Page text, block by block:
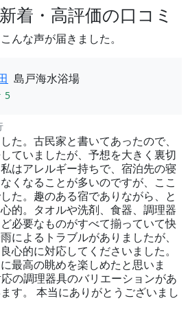
着・高評価の口コミ
んな声が届きました。
島戸海水浴場
た。古民家と書いてあったので、
ていましたが、予想を大きく裏切
はアレルギー持ちで、宿泊先の寝
くなることが多いのですが、ここ
た。趣のある宿でありながら、と
的。タオルや洗剤、食器、調理器
必要なものがすべて揃っていて快
によるトラブルがありましたが、
心的に対応してくださいました。
最高の眺めを楽しめたと思いま
の調理器具のバリエーションがあ
す。 本当にありがとうございまし